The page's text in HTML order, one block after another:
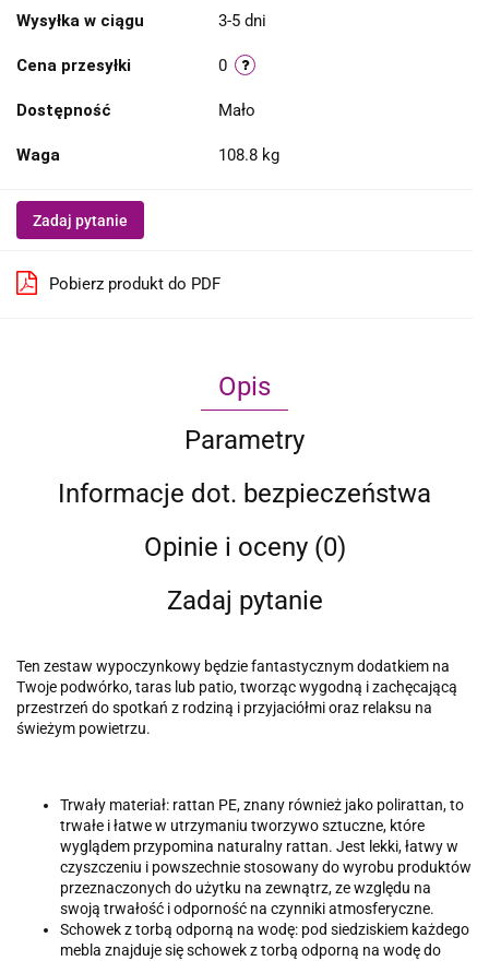
Wysyłka w ciągu 3-5 dni
Cena przesyłki 0
Dostępność Mało
Waga 108.8 kg
Zadaj pytanie
Pobierz produkt do PDF
Opis
Parametry
Informacje dot. bezpieczeństwa
Opinie i oceny (0)
Zadaj pytanie
Ten zestaw wypoczynkowy będzie fantastycznym dodatkiem na
Twoje podwórko, taras lub patio, tworząc wygodną i zachęcającą
przestrzeń do spotkań z rodziną i przyjaciółmi oraz relaksu na
świeżym powietrzu.
Trwały materiał: rattan PE, znany również jako polirattan, to
trwałe i łatwe w utrzymaniu tworzywo sztuczne, które
wyglądem przypomina naturalny rattan. Jest lekki, łatwy w
czyszczeniu i powszechnie stosowany do wyrobu produktów
przeznaczonych do użytku na zewnątrz, ze względu na
swoją trwałość i odporność na czynniki atmosferyczne.
Schowek z torbą odporną na wodę: pod siedziskiem każdego
mebla znajduje się schowek z torbą odporną na wodę do